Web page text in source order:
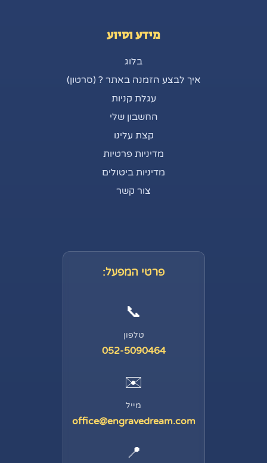
מידע וסיוע
בלוג
איך לבצע הזמנה באתר ? (סרטון)
עגלת קניות
החשבון שלי
קצת עלינו
מדיניות פרטיות
מדיניות ביטולים
צור קשר
פרטי המפעל:
📞
טלפון
052-5090464
✉️
מייל
office@engravedream.com
📍